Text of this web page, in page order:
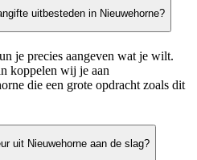
uitbesteden in Nieuwehorne?
je precies aangeven wat je wilt.
koppelen wij je aan
die een grote opdracht zoals dit
uit Nieuwehorne aan de slag?